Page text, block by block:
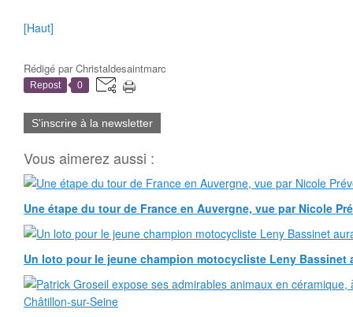
[Haut]
Rédigé parChristaldesaintmarc
Repost 0
S'inscrire à la newsletter
Vous aimerez aussi :
Une étape du tour de France en Auvergne, vue par Nicole
Un loto pour le jeune champion motocycliste Leny Bassinet